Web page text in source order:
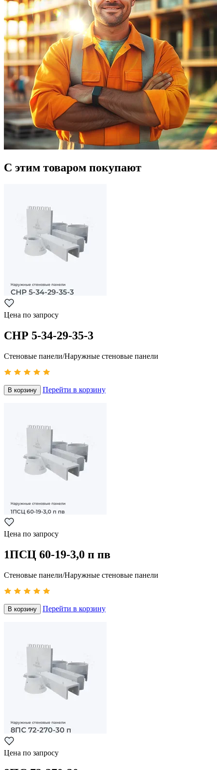
С этим товаром покупают
Цена по запросу
СНР 5-34-29-35-3
Стеновые панели/Наружные стеновые панели
В корзину Перейти в корзину
Цена по запросу
1ПСЦ 60-19-3,0 п пв
Стеновые панели/Наружные стеновые панели
В корзину Перейти в корзину
Цена по запросу